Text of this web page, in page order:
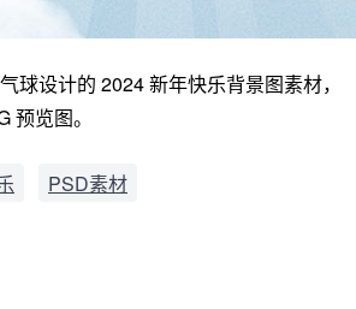
球设计的 2024 新年快乐背景图素材，
预览图。
PSD素材